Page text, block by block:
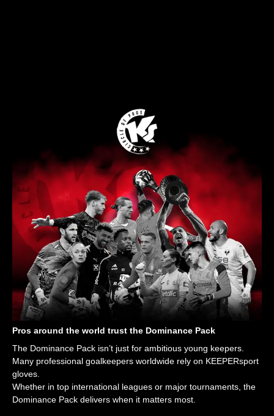
Pros around the world trust the Dominance Pack
The Dominance Pack isn’t just for ambitious young keepers.
Many professional goalkeepers worldwide rely on KEEPERsport
gloves.
Whether in top international leagues or major tournaments, the
Dominance Pack delivers when it matters most.